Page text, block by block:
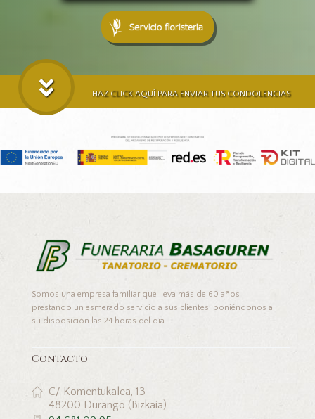
HAZ CLICK AQUÍ PARA ENVIAR TUS CONDOLENCIAS
Somos una empresa familiar que lleva más de 60 años
prestando un esmerado servicio a sus clientes, poniéndonos a
su disposición las 24 horas del día.
Contacto
C/ Komentukalea, 13
48200 Durango (Bizkaia)